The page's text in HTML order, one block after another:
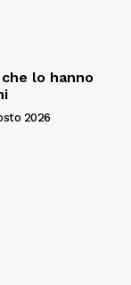
lo hanno
2026